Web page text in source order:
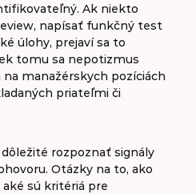
Ak niekto
napísať funkčný test
úlohy, prejaví sa to
tomu sa nepotizmus
na manažérskych pozíciách
priateľmi či
rozpoznať signály
Otázky na to, ako
sú kritériá pre